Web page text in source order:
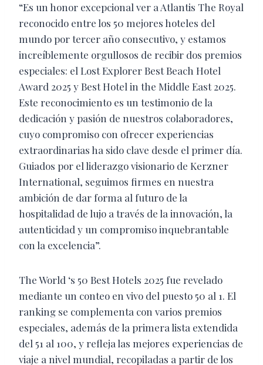
“Es un honor excepcional ver a Atlantis The Royal
reconocido entre los 50 mejores hoteles del
mundo por tercer año consecutivo, y estamos
increíblemente orgullosos de recibir dos premios
especiales: el Lost Explorer Best Beach Hotel
Award 2025 y Best Hotel in the Middle East 2025.
Este reconocimiento es un testimonio de la
dedicación y pasión de nuestros colaboradores,
cuyo compromiso con ofrecer experiencias
extraordinarias ha sido clave desde el primer día.
Guiados por el liderazgo visionario de Kerzner
International, seguimos firmes en nuestra
ambición de dar forma al futuro de la
hospitalidad de lujo a través de la innovación, la
autenticidad y un compromiso inquebrantable
con la excelencia”.
The World ‘s 50 Best Hotels 2025 fue revelado
mediante un conteo en vivo del puesto 50 al 1. El
ranking se complementa con varios premios
especiales, además de la primera lista extendida
del 51 al 100, y refleja las mejores experiencias de
viaje a nivel mundial, recopiladas a partir de los